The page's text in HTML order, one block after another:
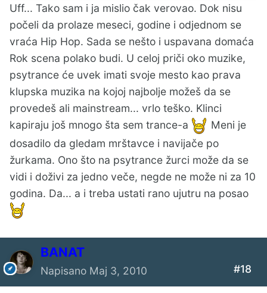
Uff... Tako sam i ja mislio čak verovao. Dok nisu
počeli da prolaze meseci, godine i odjednom se
vraća Hip Hop. Sada se nešto i uspavana domaća
Rok scena polako budi. U celoj priči oko muzike,
psytrance će uvek imati svoje mesto kao prava
klupska muzika na kojoj najbolje možeš da se
provedeš ali mainstream... vrlo teško. Klinci
kapiraju još mnogo šta sem trance-a
Meni je
dosadilo da gledam mrštavce i navijače po
žurkama. Ono što na psytrance žurci može da se
vidi i doživi za jedno veče, negde ne može ni za 10
godina. Da... a i treba ustati rano ujutru na posao
BANAT
Napisano Maj 3, 2010 #18